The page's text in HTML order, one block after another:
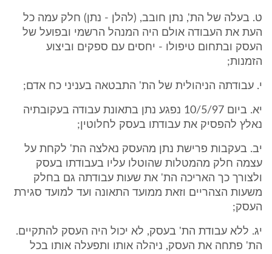
ט. בעלה של הת', נתן חובב, (להלן - נתן) חלק עמה כל
העת את העבודה אולם היה המנהל הרשמי ובפועל של
העסק ובתחום טיפולו - יחסים עם ספקים וביצוע
הזמנות;
י. עבודתה הניהולית של הת' התבטאה בעניני כח אדם;
יא. ביום 10/5/97 נפגע נתן בתאונת עבודה בעקובתיה
נאלץ להפסיק את עבודתו בעסק לחלוטין;
יב. בעקבות פרישת נתן מהעסק נאלצה הת' לקחת על
עצמה חלק מהמטלות שהוטלו עליו בעבודתו בעסק
ולצורך כך האריכה הת' את שעות עבודתה גם בחלק
משעות הצהריים וזאת ממועד התאונה ועד למועד סגירת
העסק;
יג. ללא עבודת הת' בעסק, לא יכול היה העסק להתקיים.
הת' פתחה את העסק, ניהלה אותו ותפעלה אותו בכל